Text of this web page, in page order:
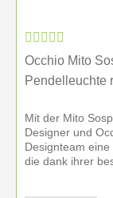
Occhio Mito
Pendelleuchte
Mit der Mito
Designer und
Designteam
die dank ihrer